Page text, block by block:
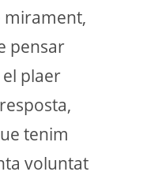
mirament,
pensar
plaer
tenim
voluntat